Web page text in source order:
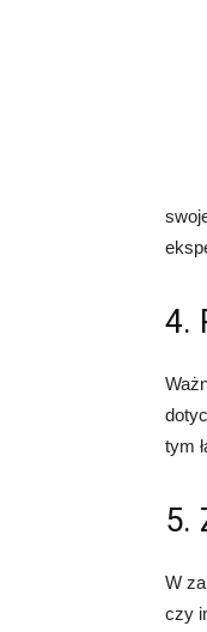
4.
tym
5.
W
czy